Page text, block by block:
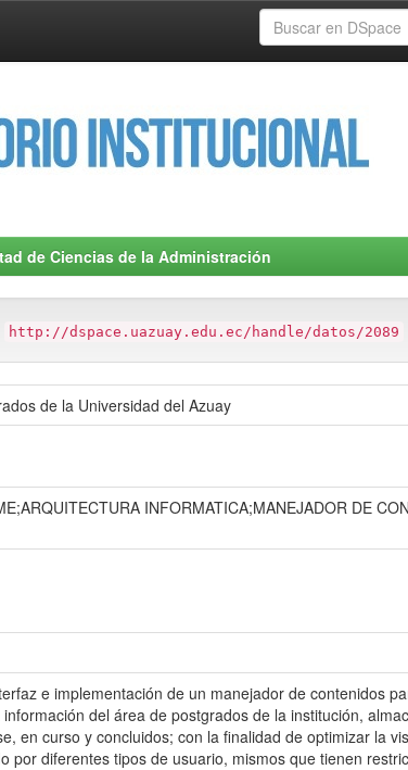
de Ciencias de la Administración
http://dspace.uazuay.edu.ec/handle/datos/2089
de la Universidad del Azuay
INFORMATICA;MANEJADOR DE
e implementación de un manejador de contenidos
del área de postgrados de la institución,
en curso y concluidos; con la finalidad de optimizar la
por diferentes tipos de usuario, mismos que tienen